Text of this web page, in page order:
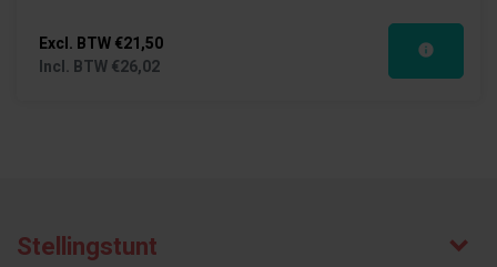
Excl. BTW€21,50
Incl. BTW€26,02
Stellingstunt